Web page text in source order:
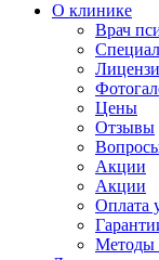
О клинике
Врач
Цены
Отзывы
Акции
Акции
Оплата
Методы